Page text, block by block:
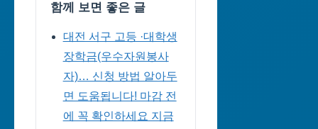
함께 보면 좋은 글
대전 서구 고등 ·대학생
장학금(우수자원봉사
자)… 신청 방법 알아두
면 도움됩니다! 마감 전
에 꼭 확인하세요 지금